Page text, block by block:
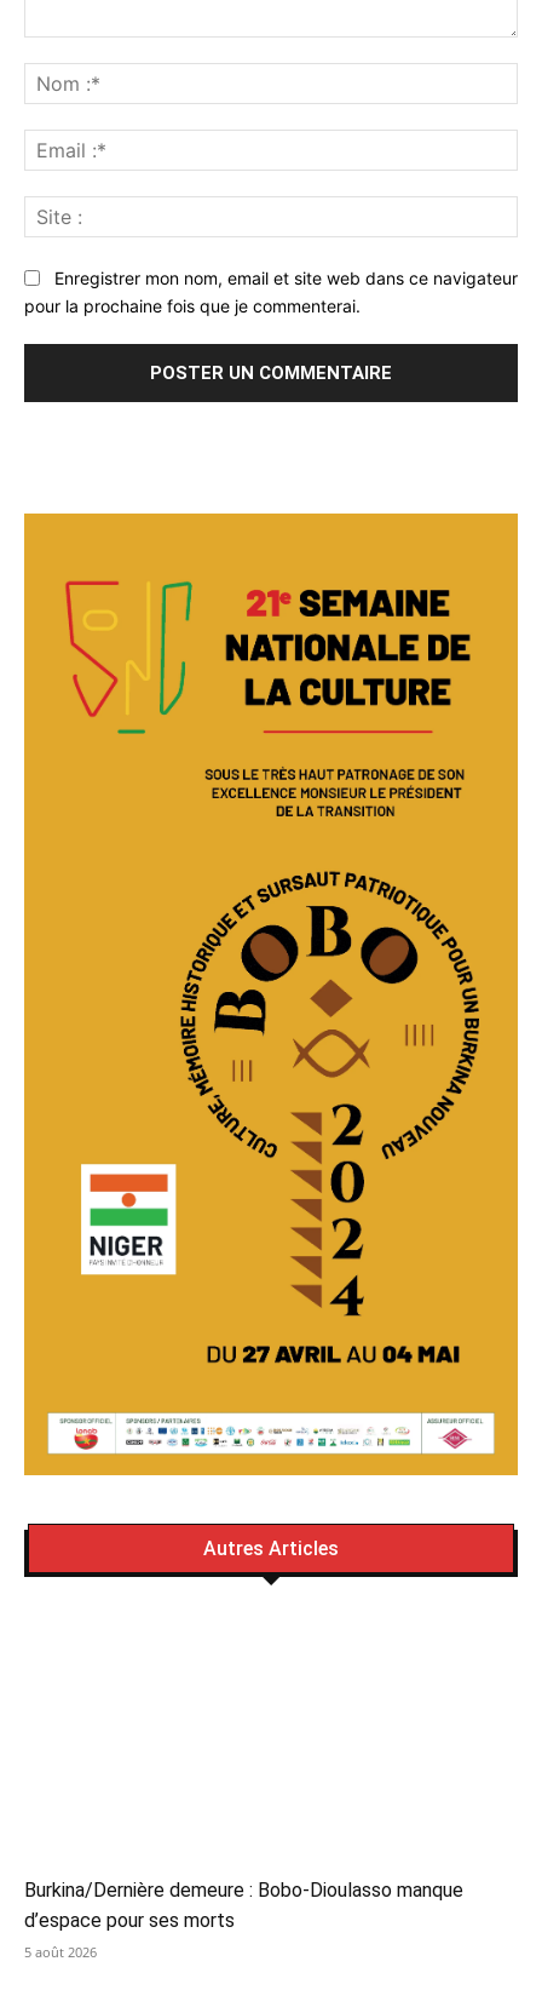
:*
:*
:
Enregistrer mon nom, email et site web dans ce navigateur
pour la prochaine fois que je commenterai.
Autres Articles
Burkina/Dernière demeure : Bobo-Dioulasso manque
d’espace pour ses morts
5 août 2026